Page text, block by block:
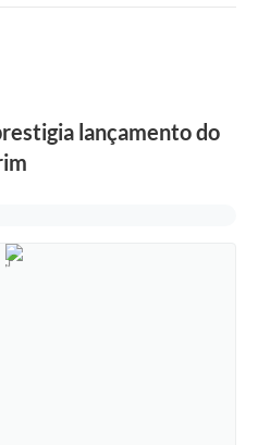
lançamento do